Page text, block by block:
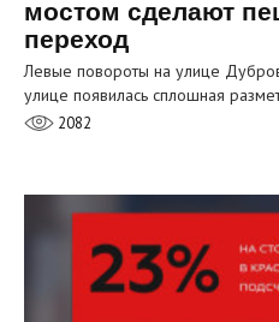
мостом сделают
переход
Левые повороты на улице
улице появилась сплошная
2082